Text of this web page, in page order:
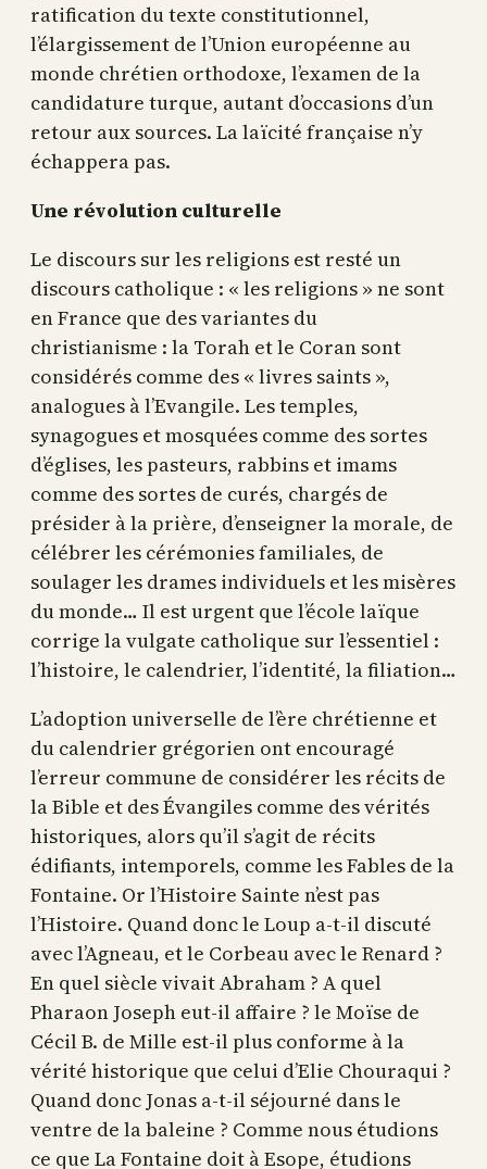
ratification du texte constitutionnel,
l’élargissement de l’Union européenne au
monde chrétien orthodoxe, l’examen de la
candidature turque, autant d’occasions d’un
retour aux sources. La laïcité française n’y
échappera pas.
Une révolution culturelle
Le discours sur les religions est resté un
discours catholique : « les religions » ne sont
en France que des variantes du
christianisme : la Torah et le Coran sont
considérés comme des « livres saints »,
analogues à l’Evangile. Les temples,
synagogues et mosquées comme des sortes
d’églises, les pasteurs, rabbins et imams
comme des sortes de curés, chargés de
présider à la prière, d’enseigner la morale, de
célébrer les cérémonies familiales, de
soulager les drames individuels et les misères
du monde… Il est urgent que l’école laïque
corrige la vulgate catholique sur l’essentiel :
l’histoire, le calendrier, l’identité, la filiation…
L’adoption universelle de l’ère chrétienne et
du calendrier grégorien ont encouragé
l’erreur commune de considérer les récits de
la Bible et des Évangiles comme des vérités
historiques, alors qu’il s’agit de récits
édifiants, intemporels, comme les Fables de la
Fontaine. Or l’Histoire Sainte n’est pas
l’Histoire. Quand donc le Loup a-t-il discuté
avec l’Agneau, et le Corbeau avec le Renard ?
En quel siècle vivait Abraham ? A quel
Pharaon Joseph eut-il affaire ? le Moïse de
Cécil B. de Mille est-il plus conforme à la
vérité historique que celui d’Elie Chouraqui ?
Quand donc Jonas a-t-il séjourné dans le
ventre de la baleine ? Comme nous étudions
ce que La Fontaine doit à Esope, étudions